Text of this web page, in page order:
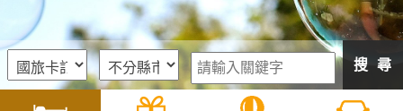
房
搜 尋